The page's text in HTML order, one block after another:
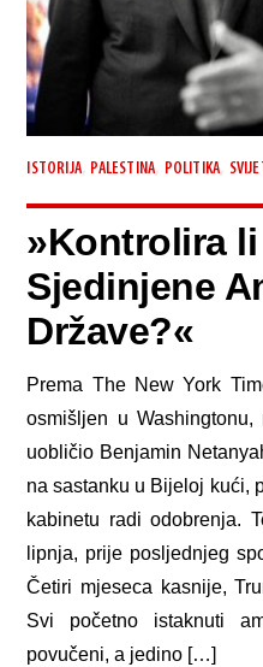
ISTORIJA PALESTINA POLITIKA
»Kontrolira li
Sjedinjene
Države?«
Prema The New York
osmišljen u
uobličio Benjamin
na sastanku u Bijeloj kući,
kabinetu radi odobrenja.
lipnja, prije posljednjeg
Četiri mjeseca kasnije,
Svi početno istaknuti
povučeni, a jedino […]